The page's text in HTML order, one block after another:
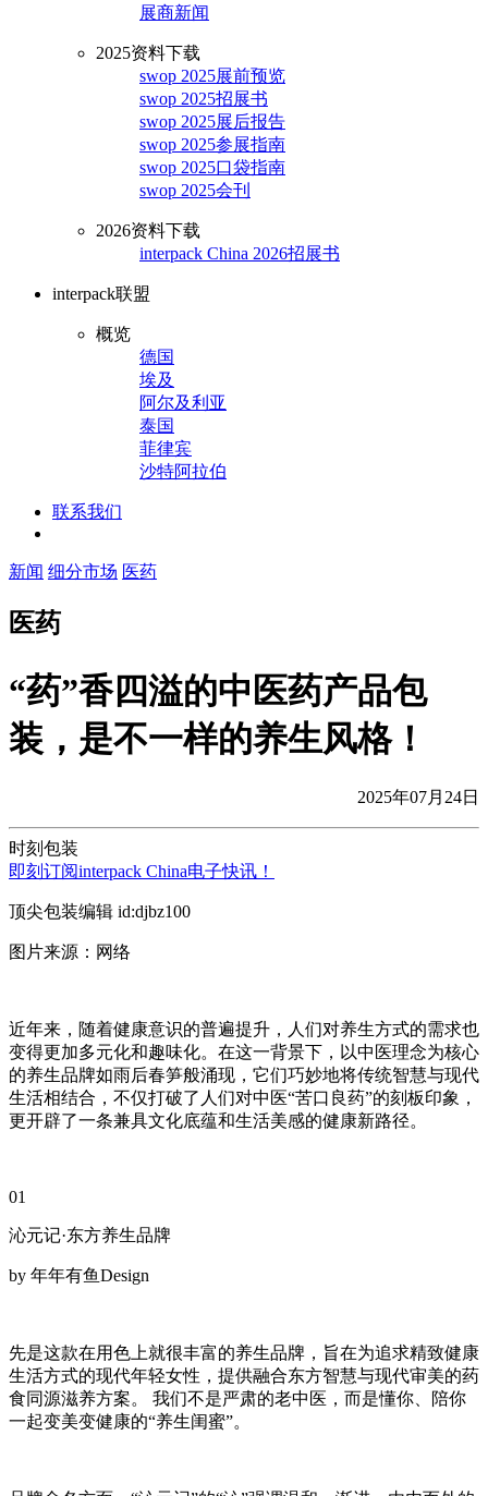
展商新闻
2025资料下载
swop 2025展前预览
swop 2025招展书
swop 2025展后报告
swop 2025参展指南
swop 2025口袋指南
swop 2025会刊
2026资料下载
interpack China 2026招展书
interpack联盟
概览
德国
埃及
阿尔及利亚
泰国
菲律宾
沙特阿拉伯
联系我们
新闻 细分市场 医药
医药
“药”香四溢的中医药产品包
装，是不一样的养生风格！
2025年07月24日
时刻包装
即刻订阅interpack China电子快讯！
顶尖包装编辑 id:djbz100
图片来源：网络
近年来，随着健康意识的普遍提升，人们对养生方式的需求也
变得更加多元化和趣味化。在这一背景下，以中医理念为核心
的养生品牌如雨后春笋般涌现，它们巧妙地将传统智慧与现代
生活相结合，不仅打破了人们对中医“苦口良药”的刻板印象，
更开辟了一条兼具文化底蕴和生活美感的健康新路径。
01
沁元记·东方养生品牌
by 年年有鱼Design
先是这款在用色上就很丰富的养生品牌，旨在为追求精致健康
生活方式的现代年轻女性，提供融合东方智慧与现代审美的药
食同源滋养方案。 我们不是严肃的老中医，而是懂你、陪你
一起变美变健康的“养生闺蜜”。